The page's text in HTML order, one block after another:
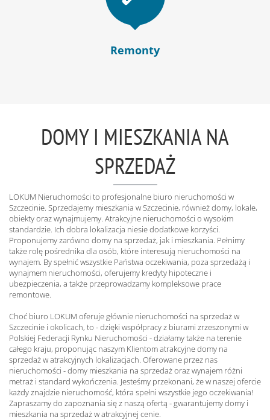
Remonty
DOMY I MIESZKANIA NA
SPRZEDAŻ
LOKUM Nieruchomości to profesjonalne biuro nieruchomości w
Szczecinie. Sprzedajemy mieszkania w Szczecinie, również domy, lokale,
obiekty oraz wynajmujemy. Atrakcyjne nieruchomości o wysokim
standardzie. Ich dobra lokalizacja niesie dodatkowe korzyści.
Proponujemy zarówno domy na sprzedaż, jak i mieszkania. Pełnimy
także rolę pośrednika dla osób, które interesują nieruchomości na
wynajem. By spełnić wszystkie Państwa oczekiwania, poza sprzedażą i
wynajmem nieruchomości, oferujemy kredyty hipoteczne i
ubezpieczenia, a także przeprowadzamy kompleksowe prace
remontowe.
Choć biuro LOKUM oferuje głównie nieruchomości na sprzedaż w
Szczecinie i okolicach, to - dzięki współpracy z biurami zrzeszonymi w
Polskiej Federacji Rynku Nieruchomości - działamy także na terenie
całego kraju, proponując naszym Klientom atrakcyjne domy na
sprzedaż w atrakcyjnych lokalizacjach. Oferowane przez nas
nieruchomości - domy mieszkania na sprzedaż oraz wynajem różni
metraż i standard wykończenia. Jesteśmy przekonani, że w naszej ofercie
każdy znajdzie nieruchomość, która spełni wszystkie jego oczekiwania!
Zapraszamy do zapoznania się z naszą ofertą - gwarantujemy domy i
mieszkania na sprzedaż w atrakcyjnej cenie.